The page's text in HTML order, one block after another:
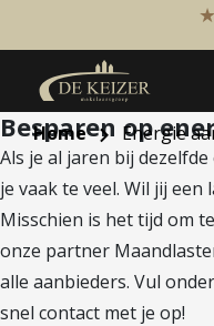
Koopaanbod
Bestaande bouw
Internationaal
Nieuwbouw
Bedrijfsaanbod
Home Energie
Besparen op
Als je al jaren bij
je vaak te veel. Wil jij
Misschien is het tijd om
onze partner
alle aanbieders. Vul
snel contact met je op!